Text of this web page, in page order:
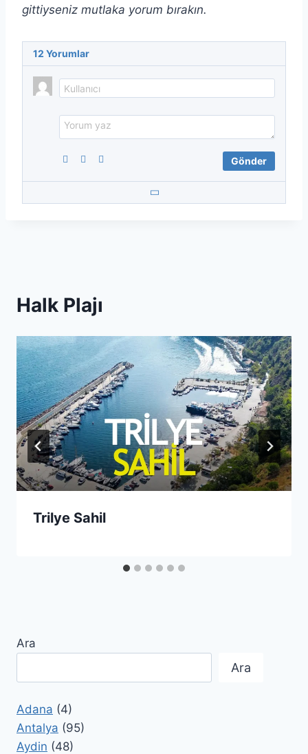
gittiyseniz mutlaka yorum bırakın.
12 Yorumlar
Halk Plajı
Trilye Sahil
Ara
Ara
Adana (4)
Antalya (95)
Aydin (48)